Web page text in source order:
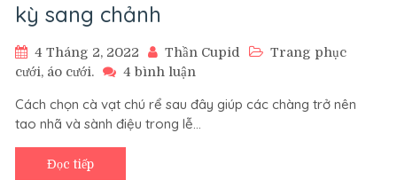
kỳ sang chảnh
4 Tháng 2, 2022 Thần Cupid
Trang phục
cưới, áo cưới.
4 bình luận
mí
cách
Cách chọn cà vạt chú rể sau đây giúp các chàng trở nên
tao nhã và sành điệu trong lễ…
Đọc tiếp